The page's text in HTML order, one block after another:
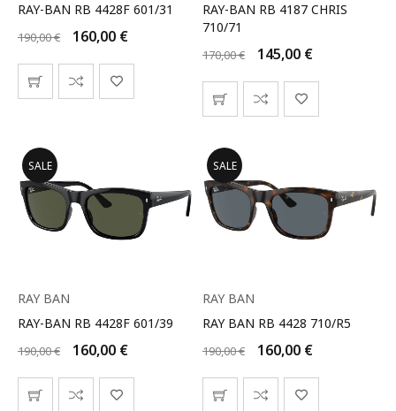
RAY-BAN RB 4428F 601/31
190,00€ 160,00 €
RAY-BAN RB 4187 CHRIS
710/71
170,00€ 145,00 €
SALE
RAY BAN
RAY-BAN RB 4428F 601/39
190,00€ 160,00 €
SALE
RAY BAN
RAY BAN RB 4428 710/R5
190,00€ 160,00 €